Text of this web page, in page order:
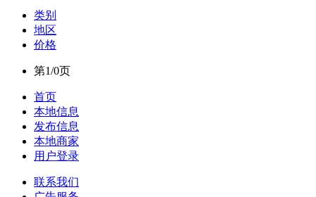
类别
地区
价格
第1/0页
首页
本地信息
发布信息
本地商家
用户登录
联系我们